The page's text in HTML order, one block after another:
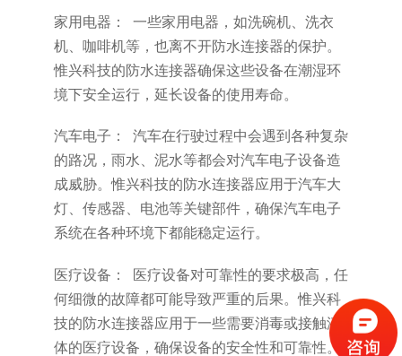
家用电器： 一些家用电器，如洗碗机、洗衣
机、咖啡机等，也离不开防水连接器的保护。
惟兴科技的防水连接器确保这些设备在潮湿环
境下安全运行，延长设备的使用寿命。
汽车电子： 汽车在行驶过程中会遇到各种复杂
的路况，雨水、泥水等都会对汽车电子设备造
成威胁。惟兴科技的防水连接器应用于汽车大
灯、传感器、电池等关键部件，确保汽车电子
系统在各种环境下都能稳定运行。
医疗设备： 医疗设备对可靠性的要求极高，任
何细微的故障都可能导致严重的后果。惟兴科
技的防水连接器应用于一些需要消毒或接触液
体的医疗设备，确保设备的安全性和可靠性。